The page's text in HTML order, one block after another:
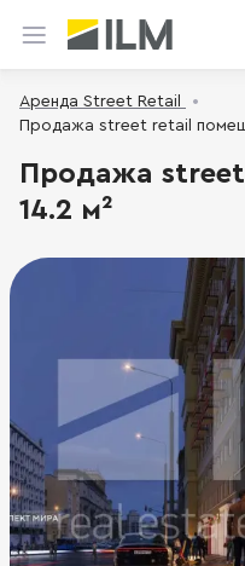
Аренда Street Retail
Продажа street retail
Продажа
14.2 м²